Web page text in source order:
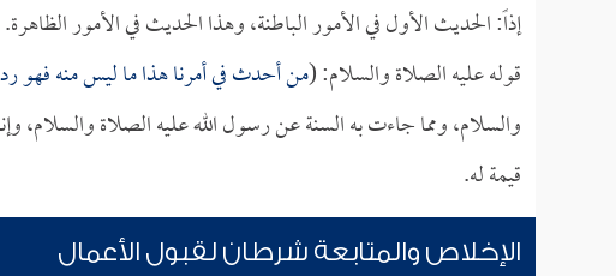
إذاً: الحديث الأول في الأمور الباطنة، وهذا الحديث في الأمور الظاهرة.
قوله عليه الصلاة والسلام: (من أحدث في أمرنا هذا ما ليس منه فهو رد
والسلام، ومما جاءت به السنة عن رسول الله عليه الصلاة والسلام،
قيمة له.
الإخلاص والمتابعة شرطان لقبول الأعمال